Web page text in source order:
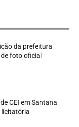
da prefeitura
de foto oficial
CEI em Santana
licitatória